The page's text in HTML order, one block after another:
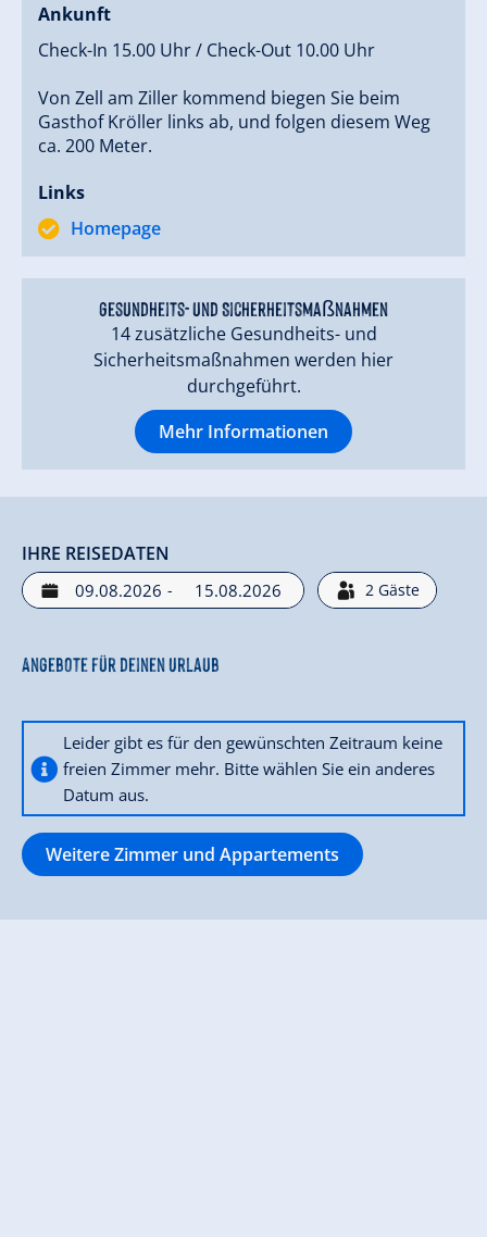
Ankunft
Check-In 15.00 Uhr / Check-Out 10.00 Uhr
Von Zell am Ziller kommend biegen Sie beim
Gasthof Kröller links ab, und folgen diesem Weg
ca. 200 Meter.
Links
Homepage
Gesundheits- und Sicherheitsmaßnahmen
14 zusätzliche Gesundheits- und
Sicherheitsmaßnahmen werden hier
durchgeführt.
Mehr Informationen
IHRE REISEDATEN
- 2 Gäste
Angebote für deinen Urlaub
Leider gibt es für den gewünschten Zeitraum keine
freien Zimmer mehr. Bitte wählen Sie ein anderes
Datum aus.
Weitere Zimmer und Appartements